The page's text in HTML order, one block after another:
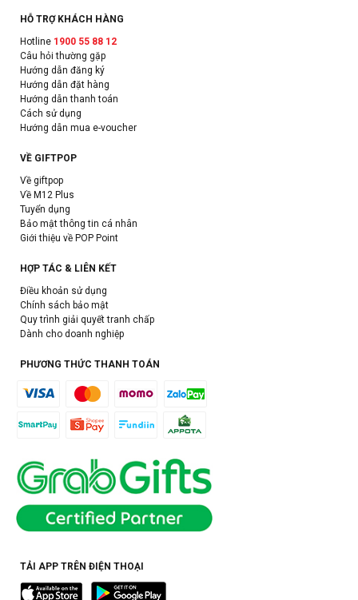
HỖ TRỢ KHÁCH HÀNG
Hotline 1900 55 88 12
Câu hỏi thường gặp
Hướng dẫn đăng ký
Hướng dẫn đặt hàng
Hướng dẫn thanh toán
Cách sử dụng
Hướng dẫn mua e-voucher
VỀ GIFTPOP
Về giftpop
Về M12 Plus
Tuyển dụng
Bảo mật thông tin cá nhân
Giới thiệu về POP Point
HỢP TÁC & LIÊN KẾT
Điều khoản sử dụng
Chính sách bảo mật
Quy trình giải quyết tranh chấp
Dành cho doanh nghiệp
PHƯƠNG THỨC THANH TOÁN
TẢI APP TRÊN ĐIỆN THOẠI